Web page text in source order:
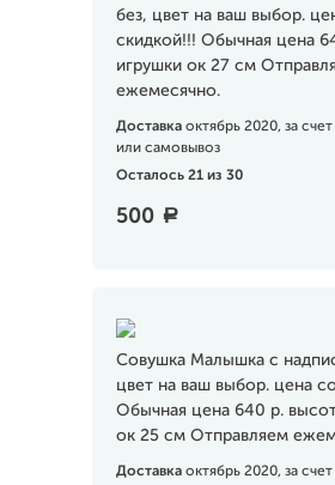
без, цвет на ваш выбор.
скидкой!!! Обычная цена
игрушки ок 27 см
ежемесячно.
Доставка октябрь 2020, за
или самовывоз
Осталось 21 из 30
500 a
Совушка Малышка с
цвет на ваш выбор. цена
Обычная цена 640 р.
ок 25 см Отправляем
Доставка октябрь 2020, за